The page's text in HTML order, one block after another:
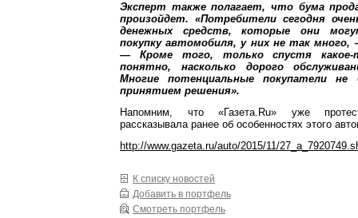
Эксперт также полагает, что бума
произойдет. «Потребители сегодня
денежных средств, которые они
покупку автомобиля, у них не так
— Кроме того, только спустя
понятно, насколько дорого
Многие потенциальные покупатели
принятием решения».
Напомним, что «Газета.Ru» уже
рассказывала ранее об особенностях этого
http://www.gazeta.ru/auto/2015/11/
К списку новостей
Добавить в портфель
Смотреть портфель